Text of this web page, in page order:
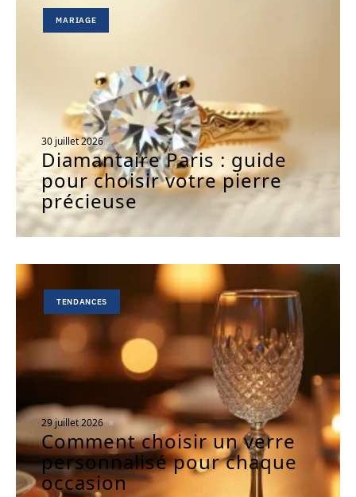
MARIAGE
30 juillet 2026
Diamantaire Paris : guide
pour choisir votre pierre
précieuse
TENDANCES
29 juillet 2026
Comment choisir un verre
personnalisé pour chaque
occasion